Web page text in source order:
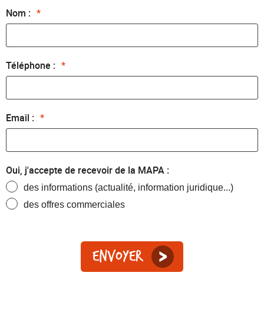
Nom : *
Téléphone : *
Email : *
Oui, j'accepte de recevoir de la MAPA :
des informations (actualité, information juridique...)
des offres commerciales
Envoyer